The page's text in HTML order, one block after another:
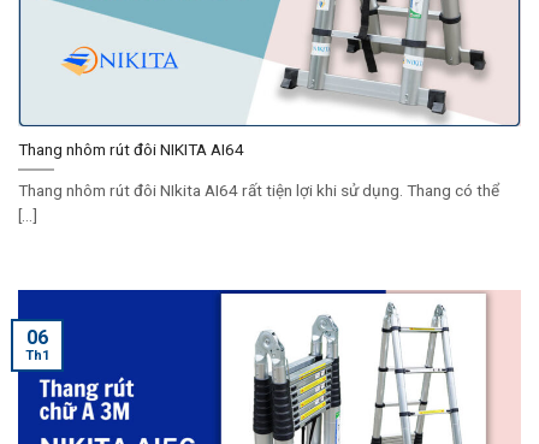
Thang nhôm rút đôi NIKITA AI64
Thang nhôm rút đôi NIkita AI64 rất tiện lợi khi sử dụng. Thang có thể
[...]
06
Th1